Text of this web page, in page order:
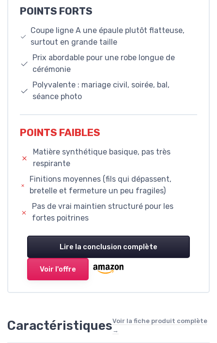
POINTS FORTS
Coupe ligne A une épaule plutôt flatteuse,
surtout en grande taille
Prix abordable pour une robe longue de
cérémonie
Polyvalente : mariage civil, soirée, bal,
séance photo
POINTS FAIBLES
Matière synthétique basique, pas très
respirante
Finitions moyennes (fils qui dépassent,
bretelle et fermeture un peu fragiles)
Pas de vrai maintien structuré pour les
fortes poitrines
Lire la conclusion complète
Voir l'offre
CaractéristiquesVoir la fiche produit complète
→